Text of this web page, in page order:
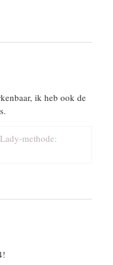
ik heb ook de
methode: